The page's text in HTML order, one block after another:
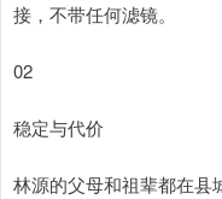
接，不带任何滤镜。
02
稳定与代价
林源的父母和祖辈都在县